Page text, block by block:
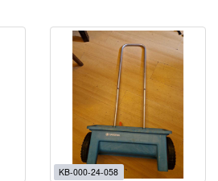
KB-000-24-058